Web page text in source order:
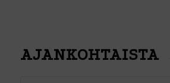
AJANKOHTAISTA